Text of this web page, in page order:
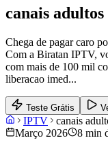
canais
Chega de pagar caro
Com a Biratan IPTV,
com mais de 100 mil
liberacao imed...
Teste Grátis
IPTV
canais
Março 2026
8 min